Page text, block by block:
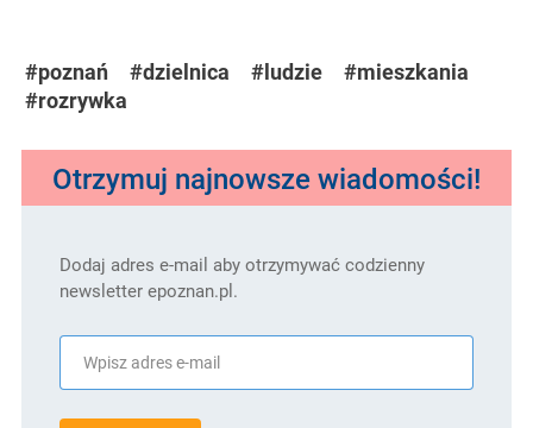
#poznań #dzielnica #ludzie
#mieszkania
#rozrywka
Otrzymuj najnowsze wiadomości!
Dodaj adres e-mail aby otrzymywać codzienny
newsletter epoznan.pl.